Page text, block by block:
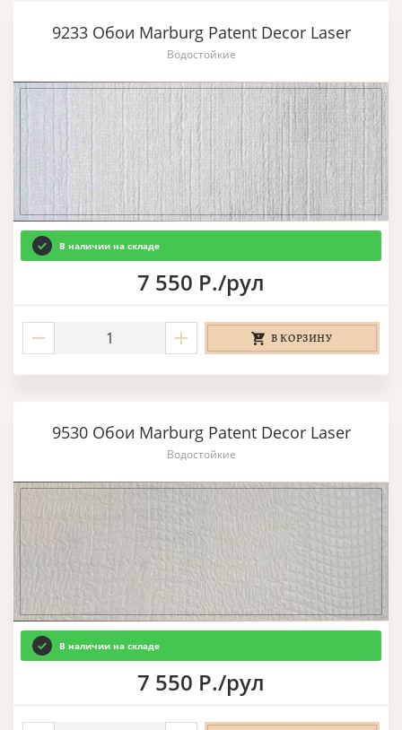
9233 Обои Marburg Patent Decor Laser
Водостойкие
В наличии на складе
7 550 Р./рул
В КОРЗИНУ
9530 Обои Marburg Patent Decor Laser
Водостойкие
В наличии на складе
7 550 Р./рул